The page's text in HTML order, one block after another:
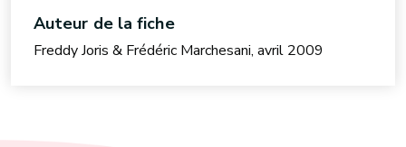
Auteur de la fiche
Freddy Joris & Frédéric Marchesani, avril 2009